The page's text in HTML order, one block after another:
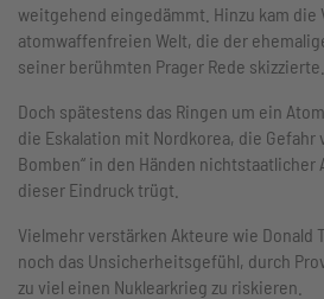
weitgehend eingedämmt. Hinzu kam die
atomwaffenfreien Welt, die der
seiner berühmten Prager Rede skizzierte.
Doch spätestens das Ringen um ein
die Eskalation mit Nordkorea, die Gefahr
Bomben“ in den Händen nichtstaatlicher
dieser Eindruck trügt.
Vielmehr verstärken Akteure wie Donald
noch das Unsicherheitsgefühl, durch
zu viel einen Nuklearkrieg zu riskieren.